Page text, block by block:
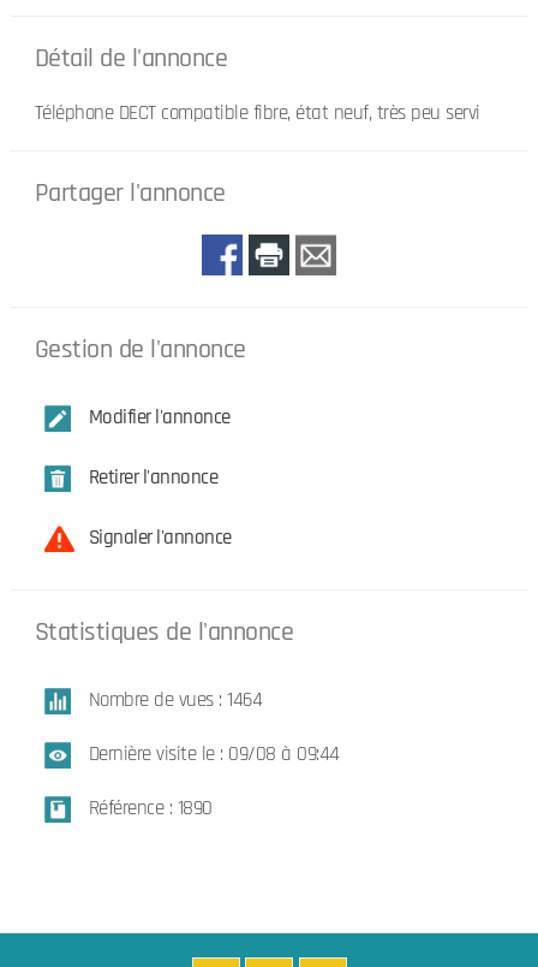
Détail de l'annonce
Téléphone DECT compatible fibre, état neuf, très peu servi
Partager l'annonce
Gestion de l'annonce
Modifier l'annonce
Retirer l'annonce
Signaler l'annonce
Statistiques de l'annonce
Nombre de vues : 1464
Dernière visite le : 09/08 à 09:44
Référence : 1890